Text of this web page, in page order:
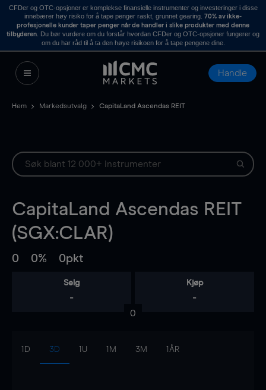
CFDer og OTC-opsjoner er komplekse finansielle instrumenter og investeringer i disse
innebærer høy risiko for å tape penger raskt, grunnet gearing. 70% av ikke-
profesjonelle kunder taper penger når de handler i slike produkter med denne
tilbyderen . Du bør vurdere om du forstår hvordan CFDer og OTC-opsjoner fungerer og
om du har råd til å ta den høye risikoen for å tape pengene dine.
Handle
Hem Markedsutvalg CapitaLand Ascendas REIT
CapitaLand Ascendas REIT
(SGX:CLAR)
0 0% 0pkt
Selg
-
Kjøp
-
0
1D 3D 1U 1M 3M 1ÅR